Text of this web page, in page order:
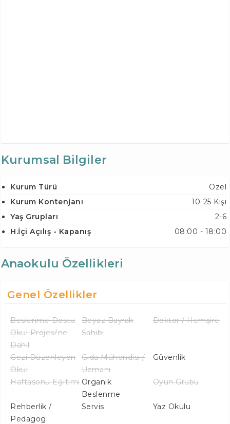
Kurumsal Bilgiler
Kurum Türü
Özel
Kurum Kontenjanı
10-25 Kişi
Yaş Grupları
2-6
H.İçi Açılış - Kapanış
08:00 - 18:00
Anaokulu Özellikleri
Genel Özellikler
Beslenme Dostu
Okul Projesi'ne
Dahil
Beyaz Bayrak
Sahibi
Doktor / Hemşire
Gezi Düzenleyen
Okul
Gıda Mühendisi /
Uzmanı
Güvenlik
Haftasonu Eğitimi Organik
Beslenme
Oyun Grubu
Rehberlik /
Pedagog
Servis Yaz Okulu